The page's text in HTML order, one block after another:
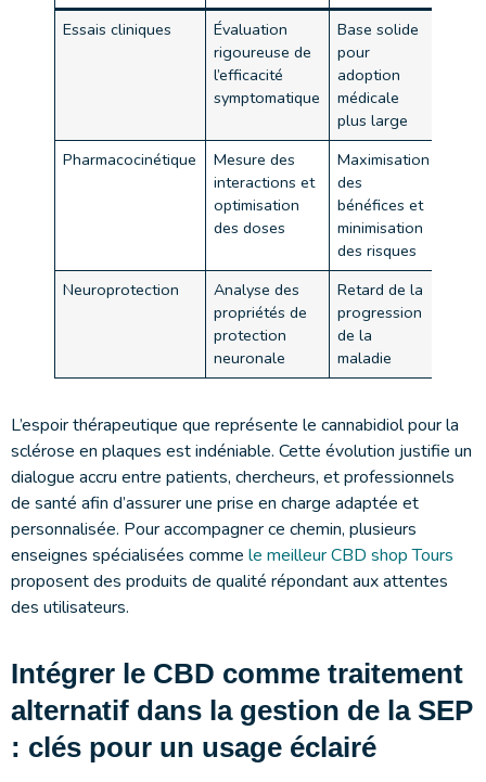
Essais cliniques
Évaluation
rigoureuse de
l’efficacité
symptomatique
Base solide
pour
adoption
médicale
plus large
Pharmacocinétique
Mesure des
interactions et
optimisation
des doses
Maximisation
des
bénéfices et
minimisation
des risques
Neuroprotection
Analyse des
propriétés de
protection
neuronale
Retard de la
progression
de la
maladie
L’espoir thérapeutique que représente le cannabidiol pour la
sclérose en plaques est indéniable. Cette évolution justifie un
dialogue accru entre patients, chercheurs, et professionnels
de santé afin d’assurer une prise en charge adaptée et
personnalisée. Pour accompagner ce chemin, plusieurs
enseignes spécialisées comme le meilleur CBD shop Tours
proposent des produits de qualité répondant aux attentes
des utilisateurs.
Intégrer le CBD comme traitement
alternatif dans la gestion de la SEP
: clés pour un usage éclairé